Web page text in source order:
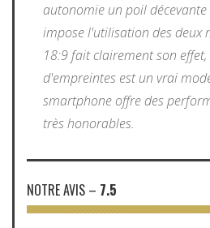
autonomie un poil
impose l'utilisation des deux
18:9 fait clairement son
d'empreintes est un vrai
smartphone offre des
très honorables.
NOTRE AVIS – 7.5